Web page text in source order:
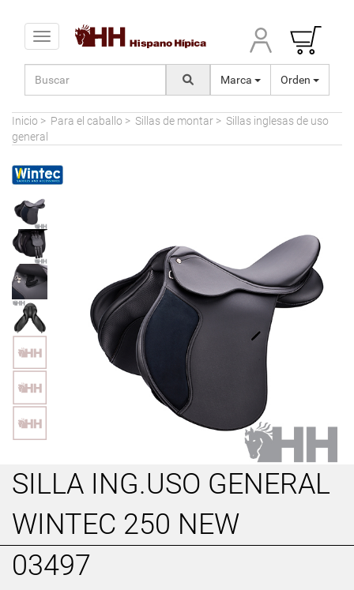
Toggle navigation
Marca Orden
Inicio > Para el caballo > Sillas de montar > Sillas inglesas de uso
general
SILLA ING.USO GENERAL
WINTEC 250 NEW
03497